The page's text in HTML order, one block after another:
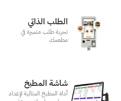
الطلب الذاتي
تجربة طلب متميزة في
مطعمك‎
شاشة المطبخ
أداة المطبخ المثالية لإعداد